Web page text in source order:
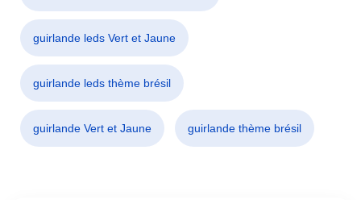
guirlande leds Vert et Jaune
guirlande leds thème brésil
guirlande Vert et Jaune guirlande thème brésil